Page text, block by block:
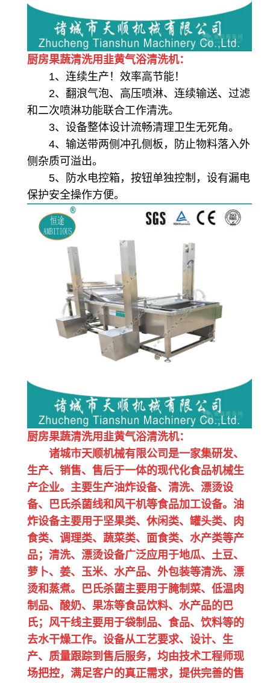
厨房果蔬清洗用韭黄气浴清洗机：
1、连续生产！效率高节能！
2、翻浪气泡、高压喷淋、连续输送、过滤
和二次喷淋功能联合工作清洗。
3、设备整体设计流畅清理卫生无死角。
4、输送带两侧冲孔侧板，防止物料落入外
侧杂质可溢出。
5、防水电控箱，按钮单独控制，设有漏电
保护安全操作方便。
厨房果蔬清洗用韭黄气浴清洗机：
诸城市天顺机械有限公司是一家集研发、
生产、销售、售后于一体的现代化食品机械生
产企业。主要生产油炸设备、清洗、漂烫设
备、巴氏杀菌线和风干机等食品加工设备。油
炸设备主要用于坚果类、休闲类、罐头类、肉
食类、调理类、蔬菜类、面食类、水产类等产
品；清洗、漂烫设备广泛应用于地瓜、土豆、
萝卜、姜、玉米、水产品、外包装等清洗、漂
烫和蒸煮。巴氏杀菌主要用于腌制菜、低温肉
制品、酸奶、果冻等食品饮料、水产品的巴
氏；风干线主要用于袋制品、食品、饮料等的
去水干燥工作。设备从工艺要求、设计、生
产、质量跟踪到售后服务，均由技术工程师现
场把控，满足客户的真正需求，提供完善的售